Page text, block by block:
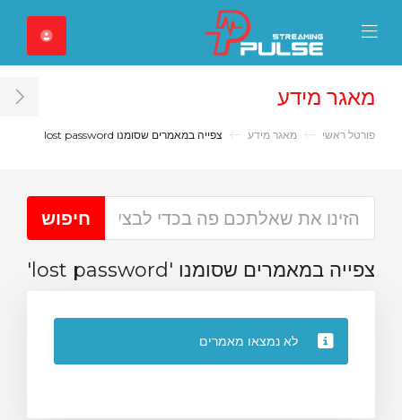
Mobile Menu
Close Mobile
מאגר מידע
פורטל ראשי מאגר מידע צפייה במאמרים שסומנו lost password
צפייה במאמרים שסומנו 'lost password'
לא נמצאו מאמרים